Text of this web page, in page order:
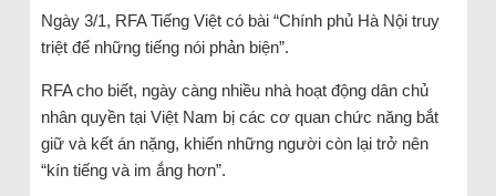
Ngày 3/1, RFA Tiếng Việt có bài “Chính phủ Hà Nội truy
triệt để những tiếng nói phản biện”.
RFA cho biết, ngày càng nhiều nhà hoạt động dân chủ
nhân quyền tại Việt Nam bị các cơ quan chức năng bắt
giữ và kết án nặng, khiến những người còn lại trở nên
“kín tiếng và im ắng hơn”.